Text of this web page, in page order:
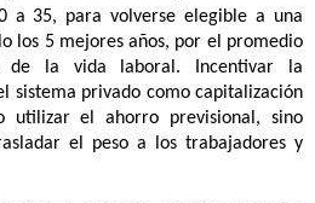
a 35, para volverse elegible a una
los 5 mejores años, por el promedio
la vida laboral. Incentivar la
sistema privado como capitalización
utilizar el ahorro previsional, sino
el peso a los trabajadores y